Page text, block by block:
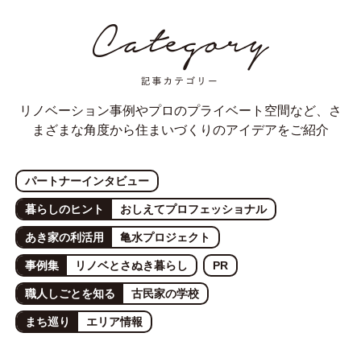
リノベーション事例やプロのプライベート空間など、さ
まざまな角度から住まいづくりのアイデアをご紹介
パートナーインタビュー
暮らしのヒント おしえてプロフェッショナル
あき家の利活用 亀水プロジェクト
事例集 リノベとさぬき暮らし PR
職人しごとを知る 古民家の学校
まち巡り エリア情報